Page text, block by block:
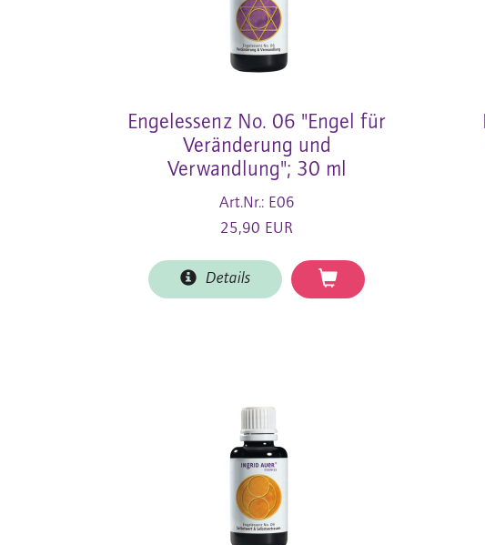
Engelessenz No. 06 "Engel für
Veränderung und
Verwandlung"; 30 ml
Art.Nr.: E06
25,90 EUR
Details